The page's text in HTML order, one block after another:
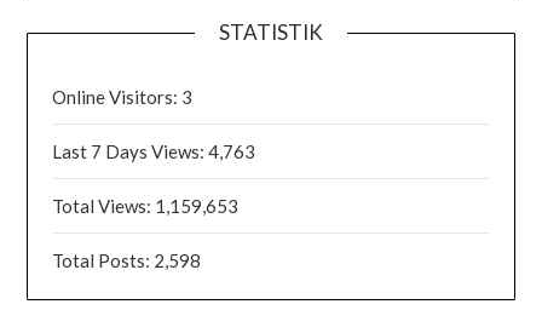
STATISTIK
Online Visitors: 3
Last 7 Days Views:4,763
Total Views: 1,159,653
Total Posts: 2,598